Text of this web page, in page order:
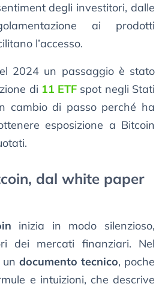
degli investitori, dalle
ai prodotti
l’accesso.
2024 un passaggio è stato
di 11 ETF spot negli Stati
cambio di passo perché ha
esposizione a Bitcoin
dal white paper
inizia in modo silenzioso,
dei mercati finanziari. Nel
documento tecnico, poche
e intuizioni, che descrive